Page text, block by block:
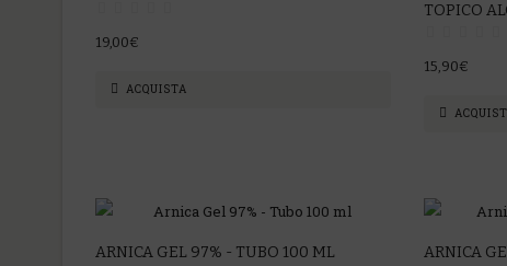
19,00€
ACQUISTA
TOPICO
15,90€
ARNICA GEL 97% - TUBO 100 ML ARNICA